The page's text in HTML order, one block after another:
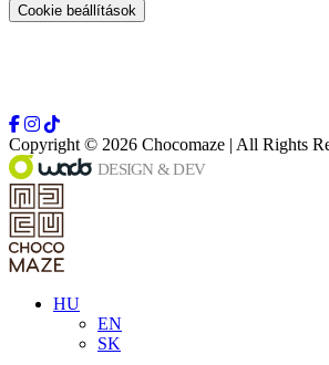
Cookie beállítások
Copyright © 2026 Chocomaze | All Rights
HU
EN
SK